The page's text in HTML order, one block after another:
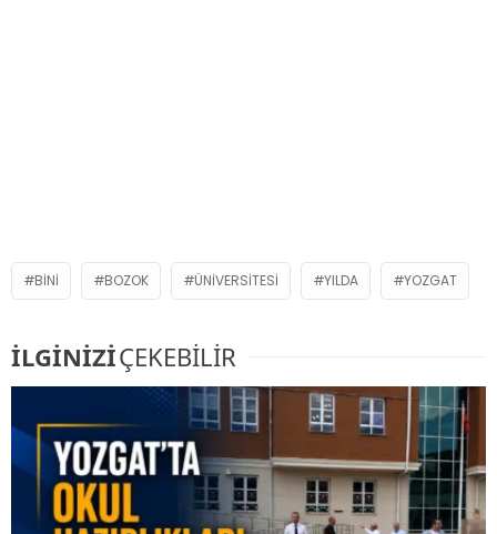
BINI BOZOK ÜNIVERSITESI YILDA YOZGAT
İLGİNİZİÇEKEBİLİR